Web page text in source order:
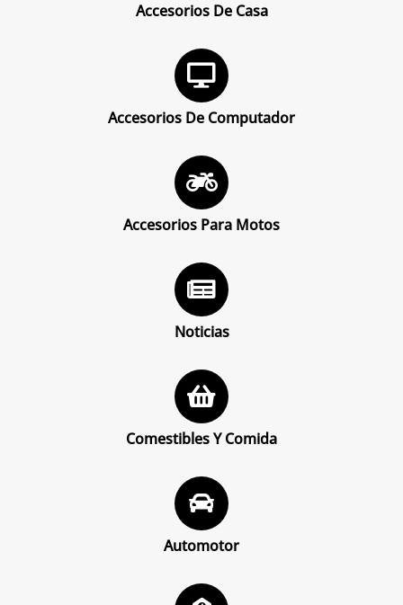
Accesorios De Casa
Accesorios De Computador
Accesorios Para Motos
Noticias
Comestibles Y Comida
Automotor